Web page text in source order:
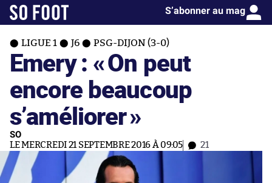
S’abonner au mag
LIGUE 1 J6 PSG-DIJON (3-0)
Emery : «On peut
encore beaucoup
s’améliorer»
SO
LE MERCREDI 21 SEPTEMBRE 2016 À 09:05 21